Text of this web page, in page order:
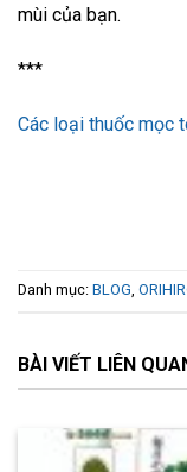
mùi của bạn.
***
Các loại thuốc mọc
Danh mục: BLOG,
BÀI VIẾT LIÊN